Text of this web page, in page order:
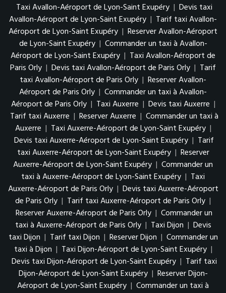
Taxi Avallon-Aéroport de Lyon-Saint Exupéry | Devis taxi
Avallon-Aéroport de Lyon-Saint Exupéry | Tarif taxi Avallon-
Aéroport de Lyon-Saint Exupéry | Reserver Avallon-Aéroport
de Lyon-Saint Exupéry | Commander un taxi à Avallon-
Aéroport de Lyon-Saint Exupéry | Taxi Avallon-Aéroport de
Paris Orly | Devis taxi Avallon-Aéroport de Paris Orly | Tarif
taxi Avallon-Aéroport de Paris Orly | Reserver Avallon-
Aéroport de Paris Orly | Commander un taxi à Avallon-
Aéroport de Paris Orly | Taxi Auxerre | Devis taxi Auxerre |
Tarif taxi Auxerre | Reserver Auxerre | Commander un taxi à
Auxerre | Taxi Auxerre-Aéroport de Lyon-Saint Exupéry |
Devis taxi Auxerre-Aéroport de Lyon-Saint Exupéry | Tarif
taxi Auxerre-Aéroport de Lyon-Saint Exupéry | Reserver
Auxerre-Aéroport de Lyon-Saint Exupéry | Commander un
taxi à Auxerre-Aéroport de Lyon-Saint Exupéry | Taxi
Auxerre-Aéroport de Paris Orly | Devis taxi Auxerre-Aéroport
de Paris Orly | Tarif taxi Auxerre-Aéroport de Paris Orly |
Reserver Auxerre-Aéroport de Paris Orly | Commander un
taxi à Auxerre-Aéroport de Paris Orly | Taxi Dijon | Devis
taxi Dijon | Tarif taxi Dijon | Reserver Dijon | Commander un
taxi à Dijon | Taxi Dijon-Aéroport de Lyon-Saint Exupéry |
Devis taxi Dijon-Aéroport de Lyon-Saint Exupéry | Tarif taxi
Dijon-Aéroport de Lyon-Saint Exupéry | Reserver Dijon-
Aéroport de Lyon-Saint Exupéry | Commander un taxi à